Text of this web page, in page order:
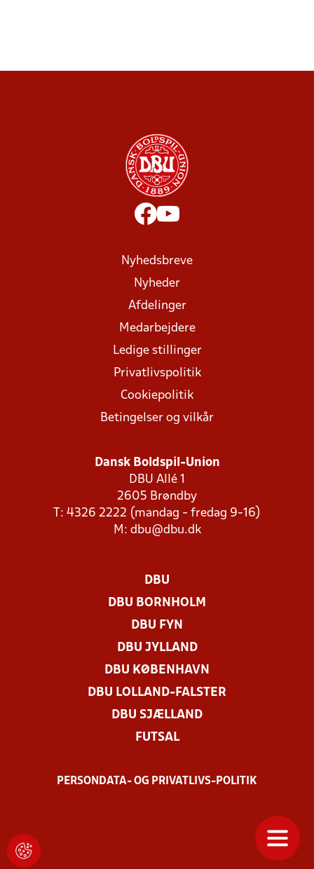
Nyhedsbreve
Nyheder
Afdelinger
Medarbejdere
Ledige stillinger
Privatlivspolitik
Cookiepolitik
Betingelser og vilkår
Dansk Boldspil-Union
DBU Allé 1
2605 Brøndby
T: 4326 2222 (mandag - fredag 9-16)
M: dbu@dbu.dk
DBU
DBU BORNHOLM
DBU FYN
DBU JYLLAND
DBU KØBENHAVN
DBU LOLLAND-FALSTER
DBU SJÆLLAND
FUTSAL
PERSONDATA- OG PRIVATLIVS-POLITIK